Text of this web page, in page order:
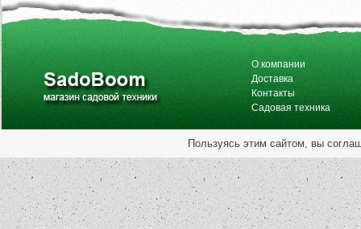
О компании
Доставка
Контакты
Садовая техника
Пользуясь этим сайтом, вы